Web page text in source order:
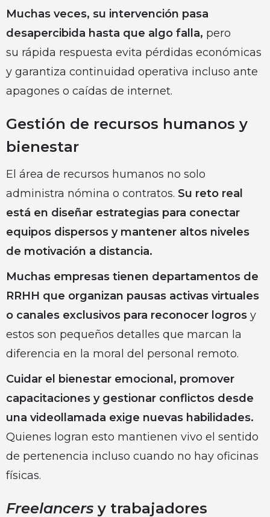
Muchas veces, su intervención pasa
desapercibida hasta que algo falla, pero
su rápida respuesta evita pérdidas económicas
y garantiza continuidad operativa incluso ante
apagones o caídas de internet.
Gestión de recursos humanos y
bienestar
El área de recursos humanos no solo
administra nómina o contratos. Su reto real
está en diseñar estrategias para conectar
equipos dispersos y mantener altos niveles
de motivación a distancia.
Muchas empresas tienen departamentos de
RRHH que organizan pausas activas virtuales
o canales exclusivos para reconocer logros y
estos son pequeños detalles que marcan la
diferencia en la moral del personal remoto.
Cuidar el bienestar emocional, promover
capacitaciones y gestionar conflictos desde
una videollamada exige nuevas habilidades.
Quienes logran esto mantienen vivo el sentido
de pertenencia incluso cuando no hay oficinas
físicas.
Freelancers y trabajadores